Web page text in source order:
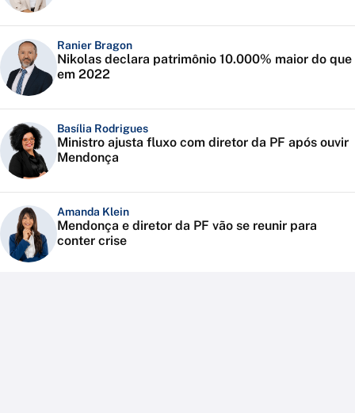
Ranier Bragon
Nikolas declara patrimônio 10.000% maior do que
em 2022
Basília Rodrigues
Ministro ajusta fluxo com diretor da PF após ouvir
Mendonça
Amanda Klein
Mendonça e diretor da PF vão se reunir para
conter crise